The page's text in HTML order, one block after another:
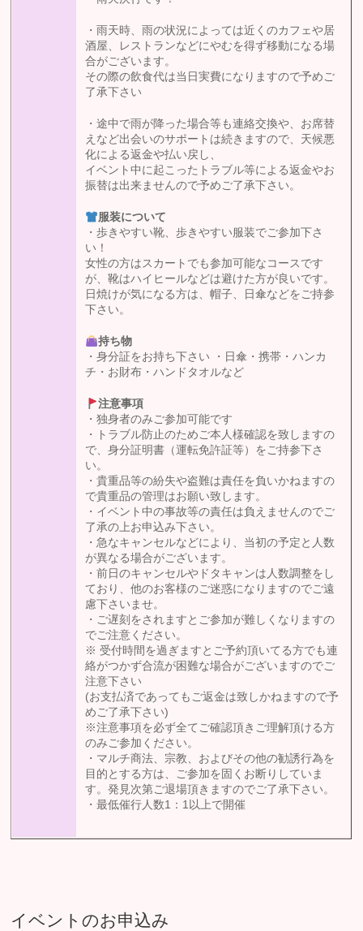
・雨天時、雨の状況によっては近くのカフェや居
酒屋、レストランなどにやむを得ず移動になる場
合がございます。
その際の飲食代は当日実費になりますので予めご
了承下さい
・途中で雨が降った場合等も連絡交換や、お席替
えなど出会いのサポートは続きますので、天候悪
化による返金や払い戻し、
イベント中に起こったトラブル等による返金やお
振替は出来ませんので予めご了承下さい。
服装について
・歩きやすい靴、歩きやすい服装でご参加下さ
い！
女性の方はスカートでも参加可能なコースです
が、靴はハイヒールなどは避けた方が良いです。
日焼けが気になる方は、帽子、日傘などをご持参
下さい。
持ち物
・身分証をお持ち下さい ・日傘・携帯・ハンカ
チ・お財布・ハンドタオルなど
注意事項
・独身者のみご参加可能です
・トラブル防止のためご本人様確認を致しますの
で、身分証明書（運転免許証等）をご持参下さ
い。
・貴重品等の紛失や盗難は責任を負いかねますの
で貴重品の管理はお願い致します。
・イベント中の事故等の責任は負えませんのでご
了承の上お申込み下さい。
・急なキャンセルなどにより、当初の予定と人数
が異なる場合がございます。
・前日のキャンセルやドタキャンは人数調整をし
ており、他のお客様のご迷惑になりますのでご遠
慮下さいませ。
・ご遅刻をされますとご参加が難しくなりますの
でご注意ください。
※ 受付時間を過ぎますとご予約頂いてる方でも連
絡がつかず合流が困難な場合がございますのでご
注意下さい
(お支払済であってもご返金は致しかねますので予
めご了承下さい)
※注意事項を必ず全てご確認頂きご理解頂ける方
のみご参加ください。
・マルチ商法、宗教、およびその他の勧誘行為を
目的とする方は、ご参加を固くお断りしていま
す。発見次第ご退場頂きますのでご了承下さい。
・最低催行人数1：1以上で開催
イベントのお申込み